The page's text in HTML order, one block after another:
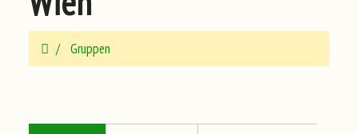
Gruppen